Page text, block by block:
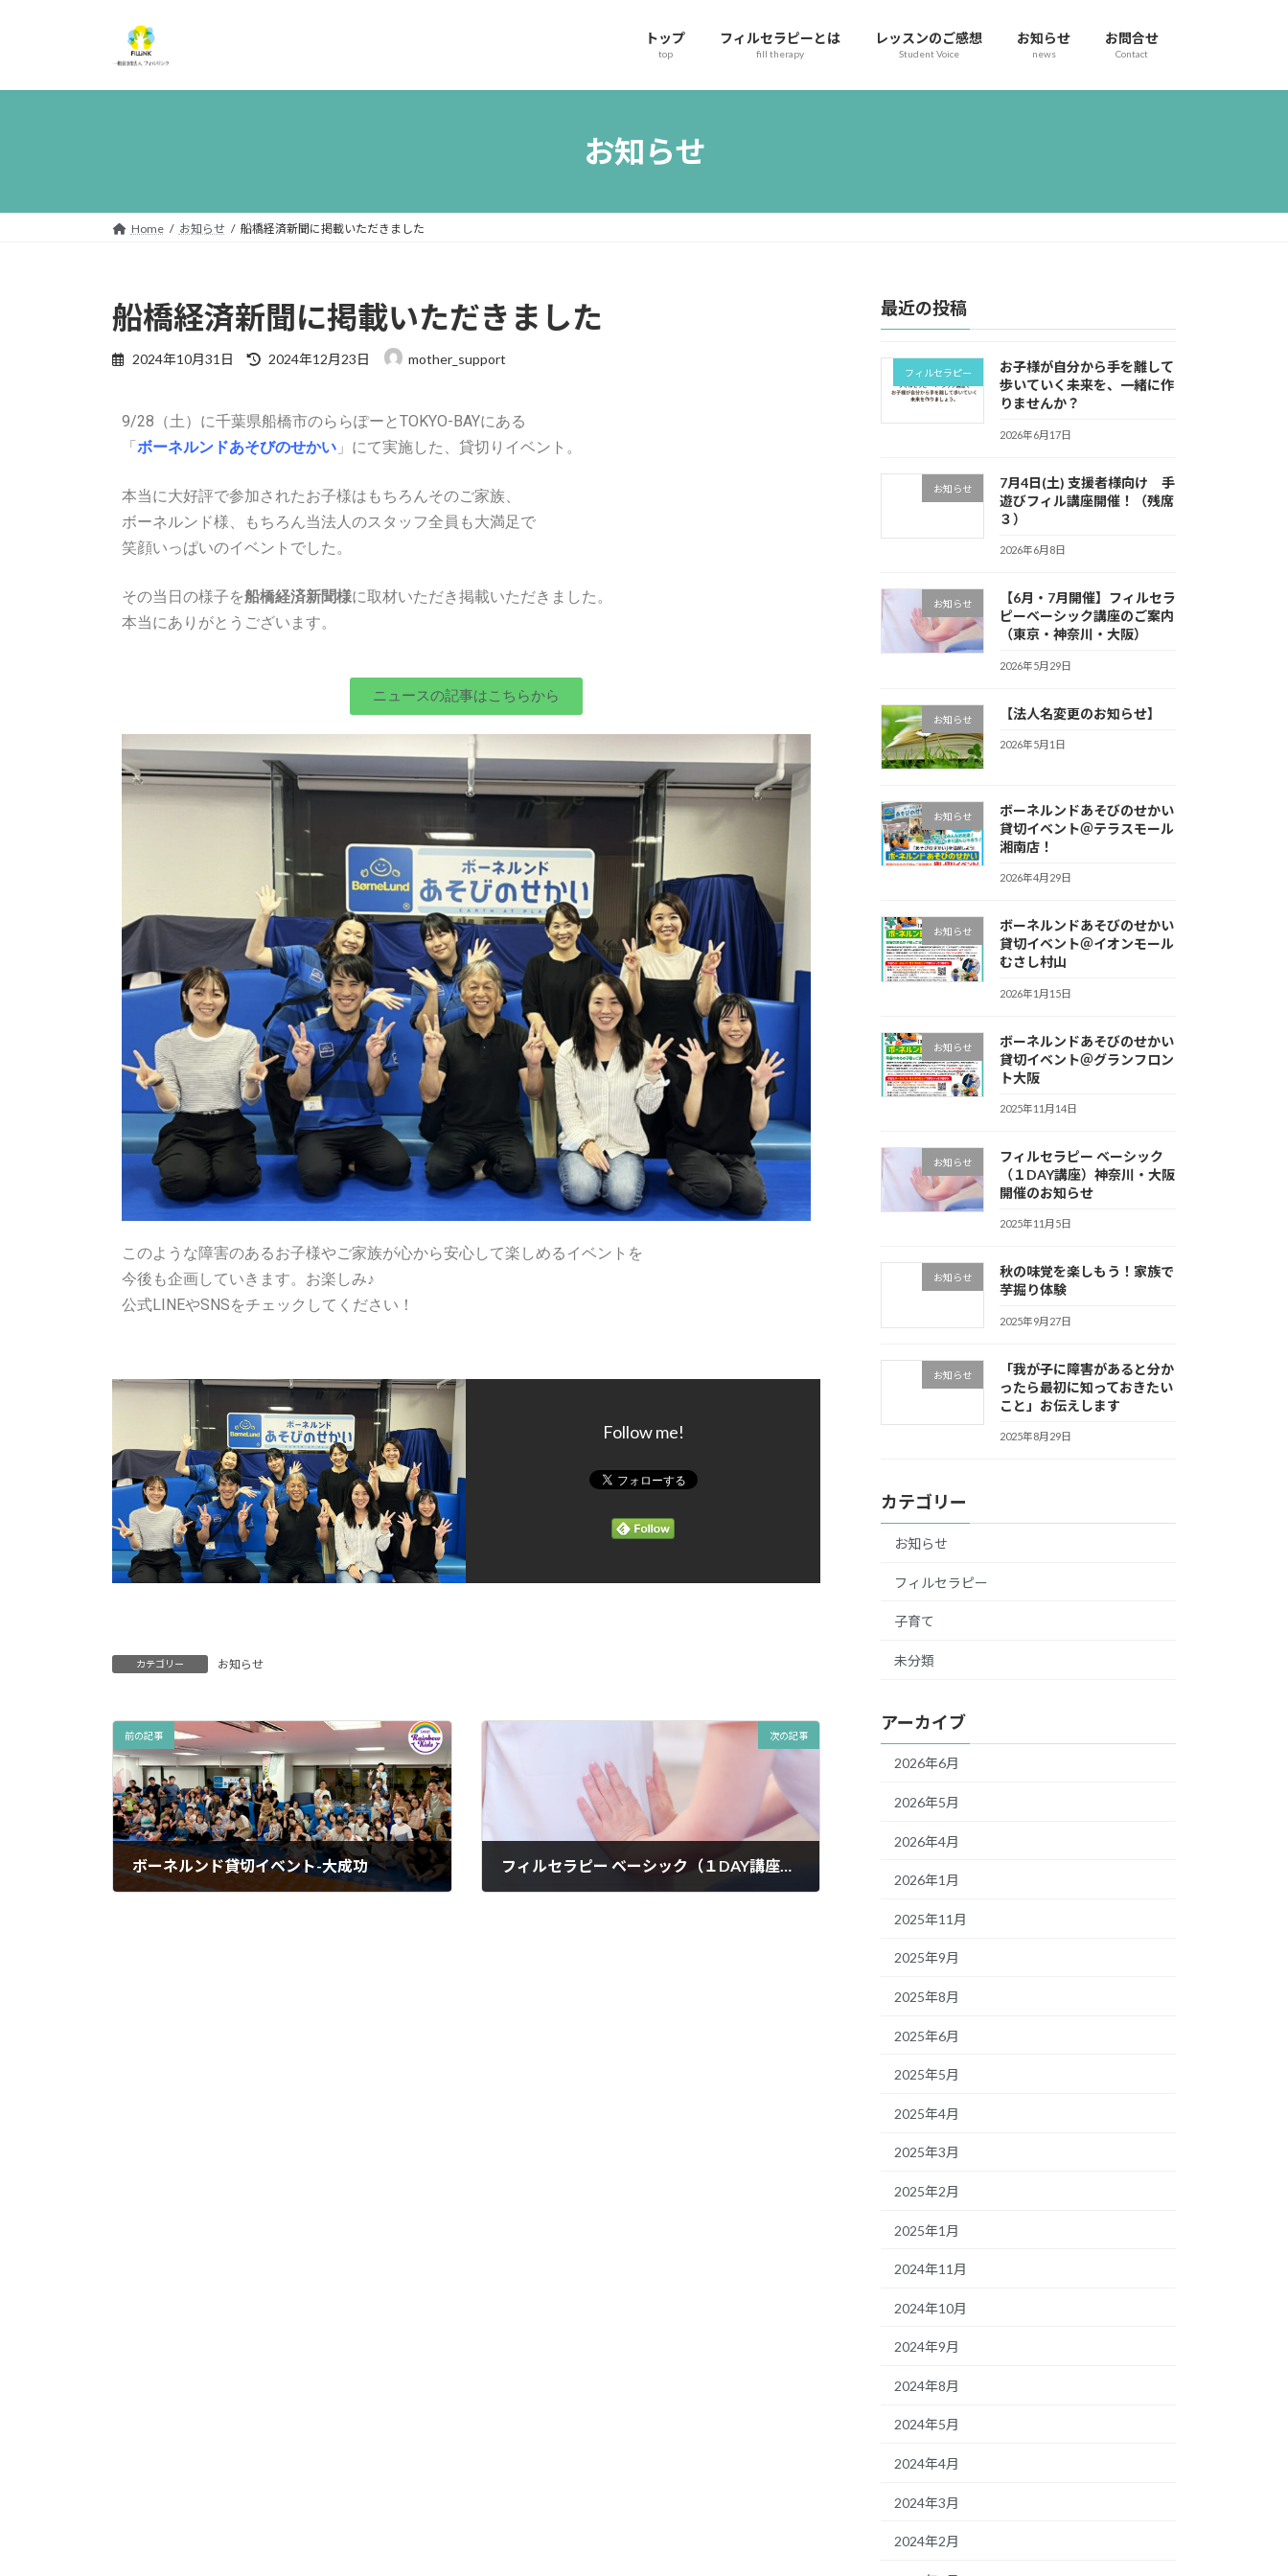
トップ
top
フィルセラピーとは
fill therapy
レッスンのご感想
Student Voice
お知らせ
news
お問合せ
Contact
お知らせ
Home お知らせ 船橋経済新聞に掲載いただきました
船橋経済新聞に掲載いただきました
2024年10月31日 2024年12月23日 mother_support
9/28（土）に千葉県船橋市のららぽーとTOKYO-BAYにある
「 ボーネルンドあそびのせかい 」にて実施した、貸切りイベント。
本当に大好評で参加されたお子様はもちろんそのご家族、
ボーネルンド様、もちろん当法人のスタッフ全員も大満足で
笑顔いっぱいのイベントでした。
その当日の様子を船橋経済新聞様に取材いただき掲載いただきました。
本当にありがとうございます。
ニュースの記事はこちらから
このような障害のあるお子様やご家族が心から安心して楽しめるイベントを
今後も企画していきます。お楽しみ♪
公式LINEやSNSをチェックしてください！
Follow me!
カテゴリー お知らせ
前の記事
ボーネルンド貸切イベント-大成功
次の記事
フィルセラピー ベーシック（１DAY講座）開催のお知らせ
最近の投稿
フィルセラピー
お子様が自分から手を離して
歩いていく未来を、一緒に作
りませんか？
2026年6月17日
お知らせ
7月4日(土) 支援者様向け 手
遊びフィル講座開催！（残席
３）
2026年6月8日
お知らせ
【6月・7月開催】フィルセラ
ピーベーシック講座のご案内
（東京・神奈川・大阪）
2026年5月29日
お知らせ 【法人名変更のお知らせ】
2026年5月1日
お知らせ
ボーネルンドあそびのせかい
貸切イベント＠テラスモール
湘南店！
2026年4月29日
お知らせ
ボーネルンドあそびのせかい
貸切イベント＠イオンモール
むさし村山
2026年1月15日
お知らせ
ボーネルンドあそびのせかい
貸切イベント＠グランフロン
ト大阪
2025年11月14日
お知らせ
フィルセラピー ベーシック
（１DAY講座）神奈川・大阪
開催のお知らせ
2025年11月5日
お知らせ
秋の味覚を楽しもう！家族で
芋掘り体験
2025年9月27日
お知らせ
「我が子に障害があると分か
ったら最初に知っておきたい
こと」お伝えします
2025年8月29日
カテゴリー
お知らせ
フィルセラピー
子育て
未分類
アーカイブ
2026年6月
2026年5月
2026年4月
2026年1月
2025年11月
2025年9月
2025年8月
2025年6月
2025年5月
2025年4月
2025年3月
2025年2月
2025年1月
2024年11月
2024年10月
2024年9月
2024年8月
2024年5月
2024年4月
2024年3月
2024年2月